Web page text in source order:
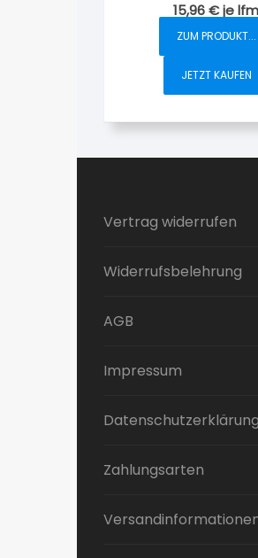
15,96€jelfm
ZUM PRODUKT...
JETZT KAUFEN
Vertrag widerrufen
Widerrufsbelehrung
AGB
Impressum
Datenschutzerklärung
Zahlungsarten